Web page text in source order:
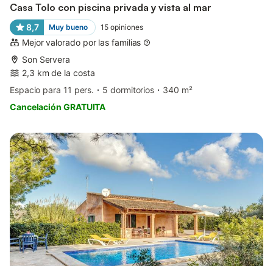
Casa Tolo con piscina privada y vista al mar
8,7 Muy bueno 15 opiniones
Mejor valorado por las familias
Son Servera
2,3 km de la costa
Espacio para 11 pers.
5 dormitorios
340 m²
Cancelación GRATUITA